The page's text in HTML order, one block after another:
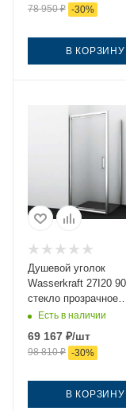
78 950₽ -30%
В КОРЗИНУ
Душевой уголок
Wasserkraft 27I20
стекло прозрачное
профиль хром без
Есть в наличии
69 167 ₽/шт
98 810₽ -30%
В КОРЗИНУ